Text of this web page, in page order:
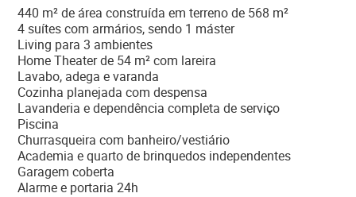
440 m² de área construída em terreno de 568 m²
4 suítes com armários, sendo 1 máster
Living para 3 ambientes
Home Theater de 54 m² com lareira
Lavabo, adega e varanda
Cozinha planejada com despensa
Lavanderia e dependência completa de serviço
Piscina
Churrasqueira com banheiro/vestiário
Academia e quarto de brinquedos independentes
Garagem coberta
Alarme e portaria 24h